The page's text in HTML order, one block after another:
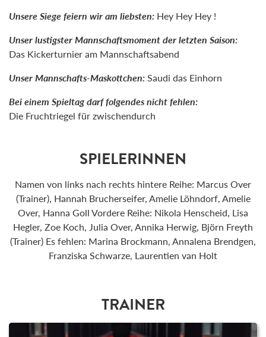
Unsere Siege feiern wir am liebsten: Hey Hey Hey !
Unser lustigster Mannschaftsmoment der letzten Saison:
Das Kickerturnier am Mannschaftsabend
Unser Mannschafts-Maskottchen:Saudi das Einhorn
Bei einem Spieltag darf folgendes nicht fehlen:
Die Fruchtriegel für zwischendurch
SPIELERINNEN
Namen von links nach rechts hintere Reihe: Marcus Over
(Trainer), Hannah Brucherseifer, Amelie Löhndorf, Amelie
Over, Hanna Goll Vordere Reihe: Nikola Henscheid, Lisa
Hegler, Zoe Koch, Julia Over, Annika Herwig, Björn Freyth
(Trainer) Es fehlen: Marina Brockmann, Annalena Brendgen,
Franziska Schwarze, Laurentien van Holt
TRAINER